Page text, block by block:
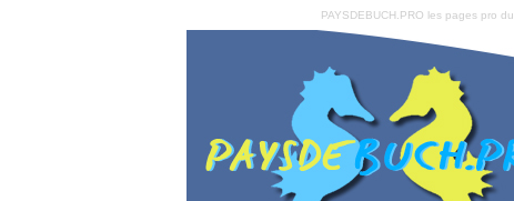
PAYSDEBUCH.PRO les pages pro